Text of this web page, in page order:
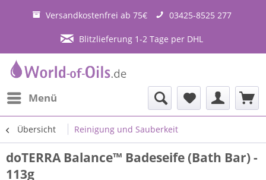
Versandkostenfrei ab 75€ 03425-8525 277
Blitzlieferung 1-2 Tage per DHL
Menü
Übersicht Reinigung und Sauberkeit
doTERRA Balance™ Badeseife (Bath Bar) -
113g